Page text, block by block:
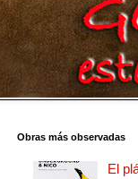
Obras más observadas
El